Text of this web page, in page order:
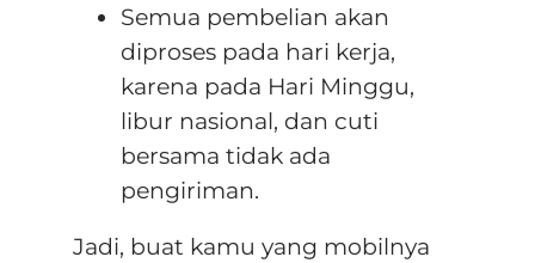
Semua pembelian akan
diproses pada hari kerja,
karena pada Hari Minggu,
libur nasional, dan cuti
bersama tidak ada
pengiriman.
Jadi, buat kamu yang mobilnya